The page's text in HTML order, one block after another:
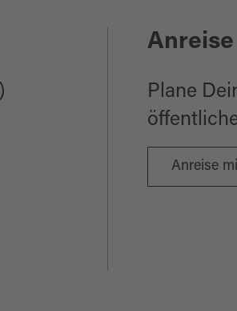
Anreise
Plane
Anreise